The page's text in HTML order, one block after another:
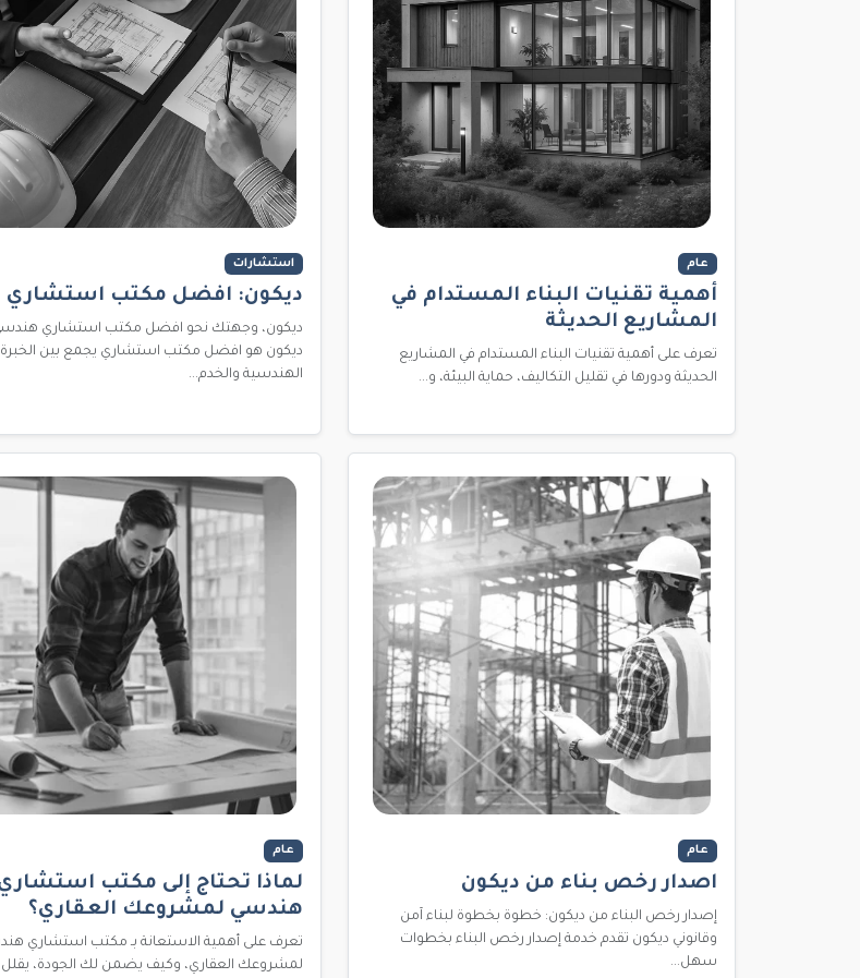
عام
أهمية تقنيات البناء المستدام في
المشاريع الحديثة
تعرف على أهمية تقنيات البناء المستدام في المشاريع
الحديثة ودورها في تقليل التكاليف، حماية البيئة، و...
استشارات
ديكون: افضل مكتب استشاري
ديكون، وجهتك نحو افضل مكتب استشاري
ديكون هو افضل مكتب استشاري يجمع بين الخبرة
الهندسية والخدم...
عام
اصدار رخص بناء من ديكون
إصدار رخص البناء من ديكون: خطوة بخطوة لبناء آمن
وقانوني ديكون تقدم خدمة إصدار رخص البناء بخطوات
سهل...
عام
لماذا تحتاج إلى مكتب
هندسي لمشروعك العقاري؟
تعرف على أهمية الاستعانة بـ مكتب استشاري
لمشروعك العقاري، وكيف يضمن لك الجودة، يقلل